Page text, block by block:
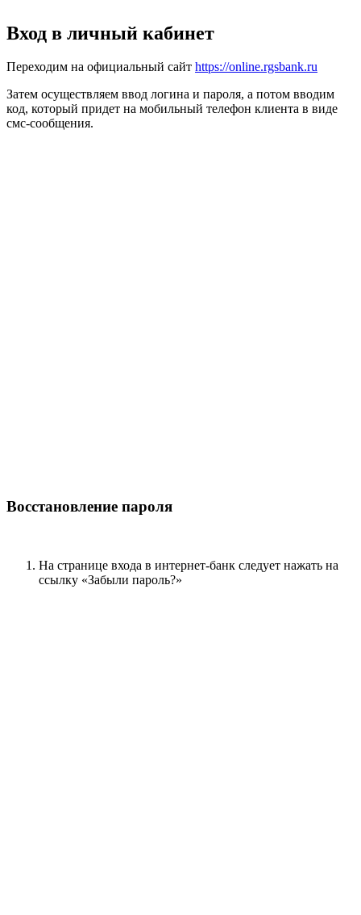
Вход в личный кабинет
Переходим на официальный сайт https://online.rgsbank.ru
Затем осуществляем ввод логина и пароля, а потом вводим
код, который придет на мобильный телефон клиента в виде
смс-сообщения.
Восстановление пароля
На странице входа в интернет-банк следует нажать на
ссылку «Забыли пароль?»